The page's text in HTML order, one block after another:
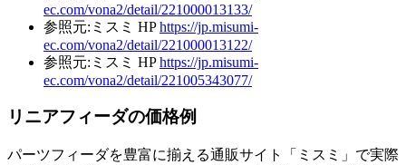
ec.com/vona2/detail/221000013133/
参照元:ミスミ HPhttps://jp.misumi-
ec.com/vona2/detail/221000013122/
参照元:ミスミ HPhttps://jp.misumi-
ec.com/vona2/detail/221005343077/
リニアフィーダの価格例
パーツフィーダを豊富に揃える通販サイト「ミスミ」で実際